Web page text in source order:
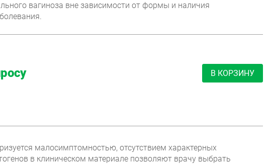
вагиноза вне зависимости от формы и наличия
В КОРЗИНУ
малосимптомностью, отсутствием характерных
в клиническом материале позволяют врачу выбрать